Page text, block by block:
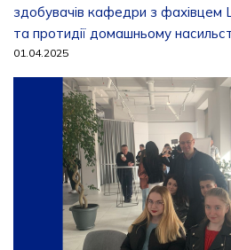
здобувачів кафедри з фахівцем
та протидії домашньому
01.04.2025